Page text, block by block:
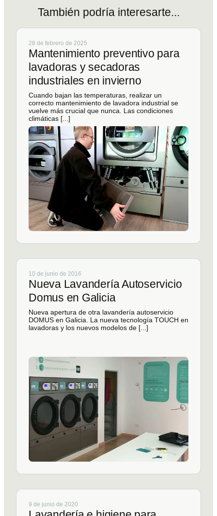
También podría interesarte...
28 de febrero de 2025
Mantenimiento preventivo para
lavadoras y secadoras
industriales en invierno
Cuando bajan las temperaturas, realizar un
correcto mantenimiento de lavadora industrial se
vuelve más crucial que nunca. Las condiciones
climáticas [...]
10 de junio de 2016
Nueva Lavandería Autoservicio
Domus en Galicia
Nueva apertura de otra lavandería autoservicio
DOMUS en Galicia. La nueva tecnología TOUCH en
lavadoras y los nuevos modelos de [...]
9 de junio de 2020